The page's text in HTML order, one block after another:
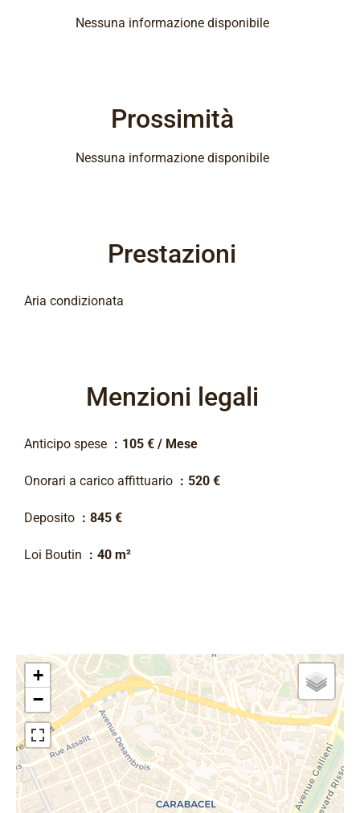
Nessuna informazione disponibile
Prossimità
Nessuna informazione disponibile
Prestazioni
Aria condizionata
Menzioni legali
Anticipo spese 105 € / Mese
Onorari a carico affittuario 520 €
Deposito 845 €
Loi Boutin 40 m²
+
−